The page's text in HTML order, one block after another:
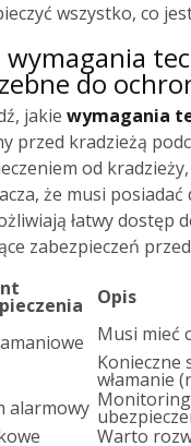
wszystko, co
wymagania
do
jakie wymagania
przed kradzieżą
od
że musi
łatwy dostęp
zabezpieczeń
Opis
Musi mieć
Konieczne
włamanie
alarmowy Monitoring
Warto